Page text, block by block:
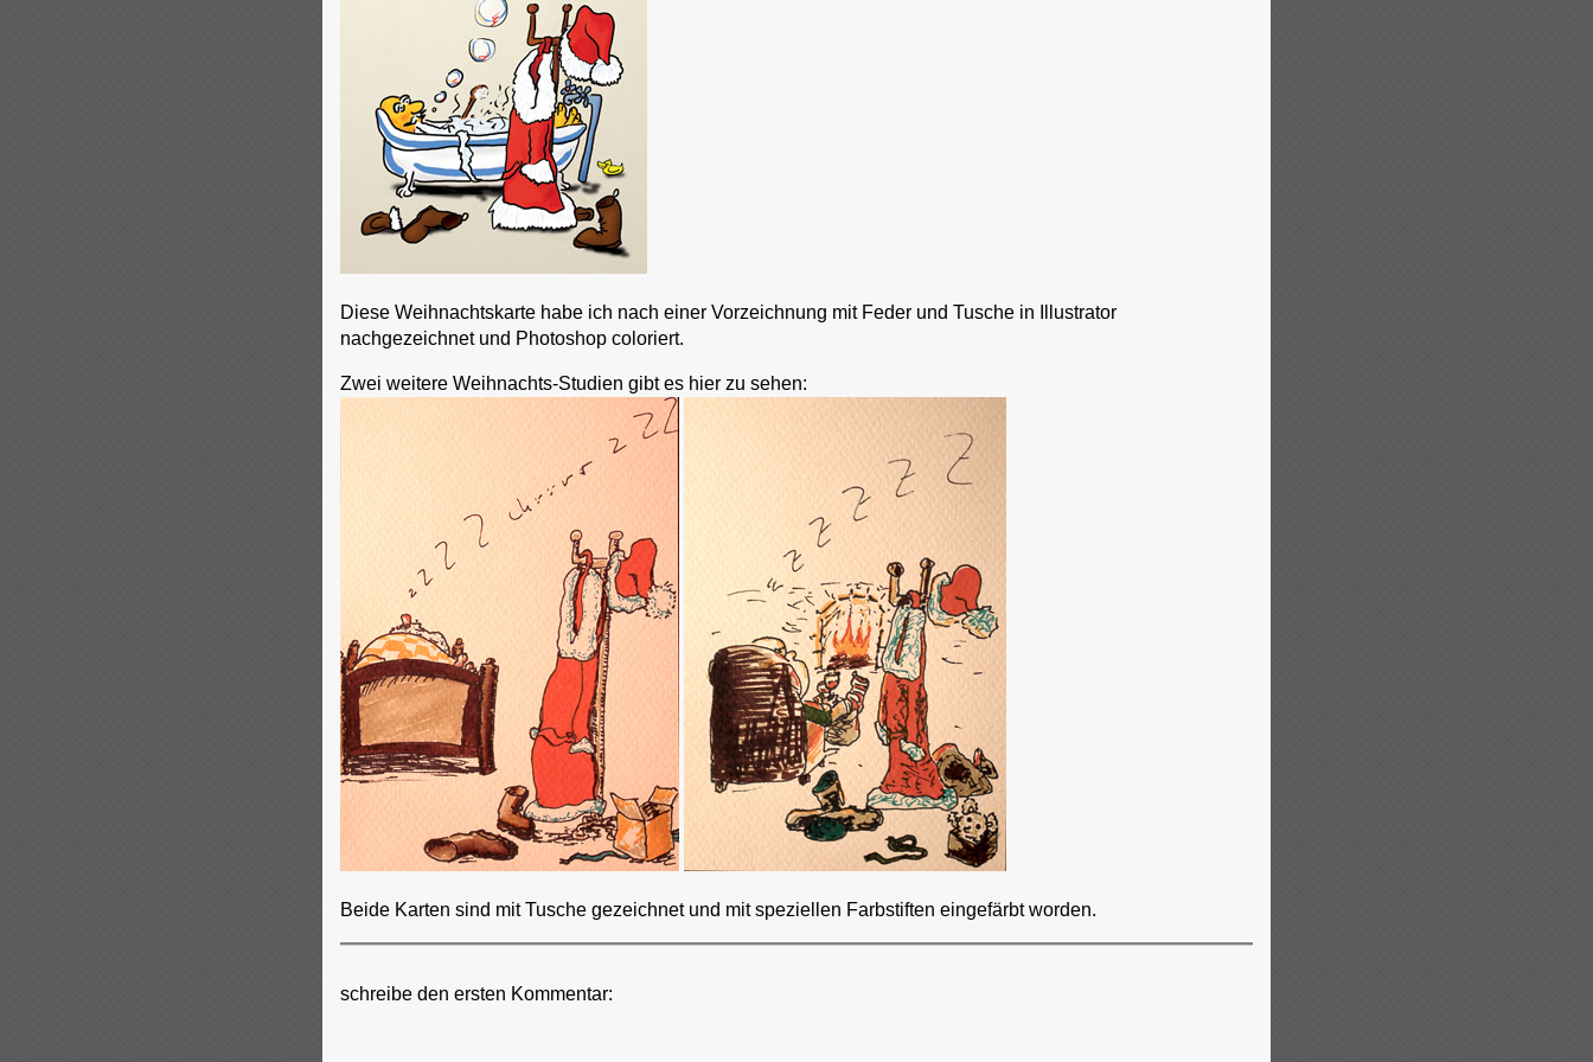
Diese Weihnachtskarte habe ich nach einer Vorzeichnung mit Feder und Tusche in Illustrator
nachgezeichnet und Photoshop coloriert.
Zwei weitere Weihnachts-Studien gibt es hier zu sehen:
Beide Karten sind mit Tusche gezeichnet und mit speziellen Farbstiften eingefärbt worden.
schreibe den ersten Kommentar: